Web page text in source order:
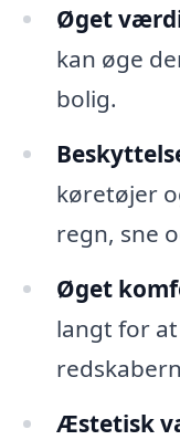
Øget
kan øge
bolig.
køretøjer
regn, sne
Øget
langt for
Æstetisk